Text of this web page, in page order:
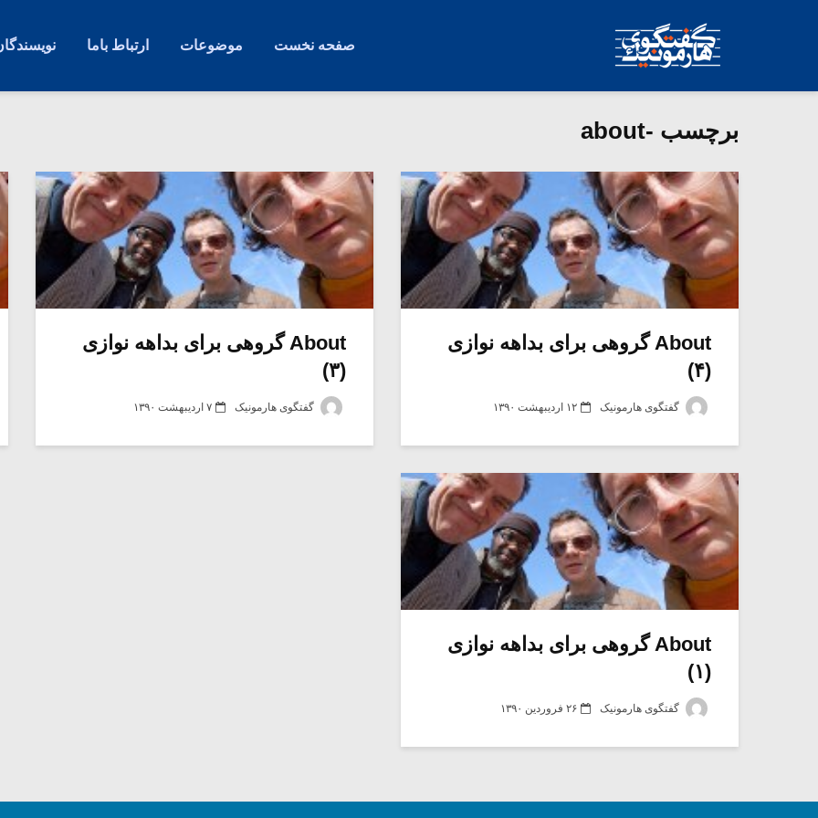
صفحه نخست موضوعات ارتباط باما
برچسب -about
About گروهی برای بداهه نوازی
(۴)
گفتگوی هارمونیک ۱۲ اردیبهشت ۱۳۹۰
About گروهی برای بداهه نوازی
(۳)
گفتگوی هارمونیک ۷ اردیبهشت ۱۳۹۰
About گروهی برای بداهه نوازی
(۱)
گفتگوی هارمونیک ۲۶ فروردین ۱۳۹۰